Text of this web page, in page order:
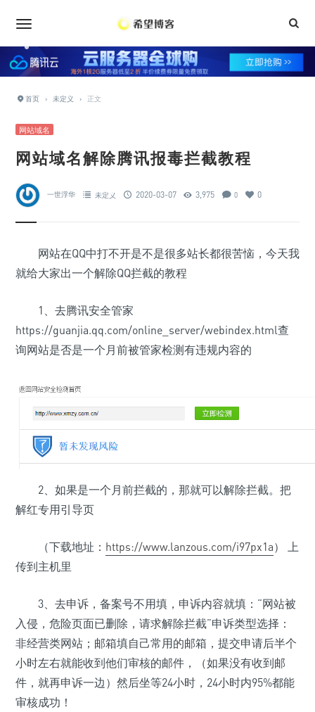
首页 › 未定义 › 正文
网站域名
网站域名解除腾讯报毒拦截教程
一世浮华 未定义 2020-03-07 3,975 0 0
网站在QQ中打不开是不是很多站长都很苦恼，今天我
就给大家出一个解除QQ拦截的教程
1、去腾讯安全管家
https://guanjia.qq.com/online_server/webindex.html查
询网站是否是一个月前被管家检测有违规内容的
2、如果是一个月前拦截的，那就可以解除拦截。把
解红专用引导页
（下载地址： https://www.lanzous.com/i97px1a） 上
传到主机里
3、去申诉，备案号不用填，申诉内容就填：“网站被
入侵，危险页面已删除，请求解除拦截”申诉类型选择：
非经营类网站；邮箱填自己常用的邮箱，提交申请后半个
小时左右就能收到他们审核的邮件，（如果没有收到邮
件，就再申诉一边）然后坐等24小时，24小时内95%都能
审核成功！
•
•
•
•
•
•
•